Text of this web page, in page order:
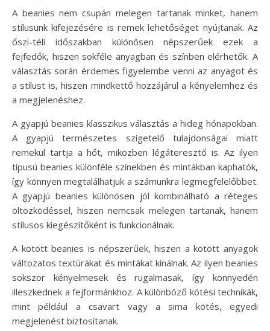
A beanies nem csupán melegen tartanak minket, hanem
stílusunk kifejezésére is remek lehetőséget nyújtanak. Az
őszi-téli időszakban különösen népszerűek ezek a
fejfedők, hiszen sokféle anyagban és színben elérhetők. A
választás során érdemes figyelembe venni az anyagot és
a stílust is, hiszen mindkettő hozzájárul a kényelemhez és
a megjelenéshez.
A gyapjú beanies klasszikus választás a hideg hónapokban.
A gyapjú természetes szigetelő tulajdonságai miatt
remekül tartja a hőt, miközben légáteresztő is. Az ilyen
típusú beanies különféle színekben és mintákban kaphatók,
így könnyen megtalálhatjuk a számunkra legmegfelelőbbet.
A gyapjú beanies különösen jól kombinálható a réteges
öltözködéssel, hiszen nemcsak melegen tartanak, hanem
stílusos kiegészítőként is funkcionálnak.
A kötött beanies is népszerűek, hiszen a kötött anyagok
változatos textúrákat és mintákat kínálnak. Az ilyen beanies
sokszor kényelmesek és rugalmasak, így könnyedén
illeszkednek a fejformánkhoz. A különböző kötési technikák,
mint például a csavart vagy a sima kötés, egyedi
megjelenést biztosítanak.